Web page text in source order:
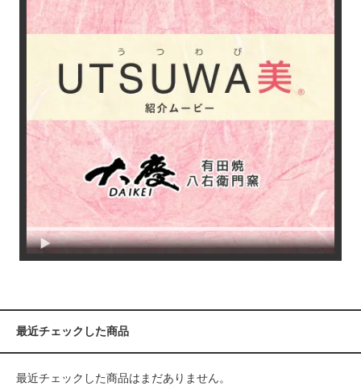
最近チェックした商品
最近チェックした商品はまだありません。